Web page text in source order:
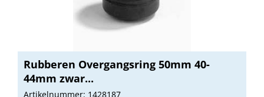
Rubberen Overgangsring 50mm 40-
44mm zwar...
Artikelnummer: 1428187